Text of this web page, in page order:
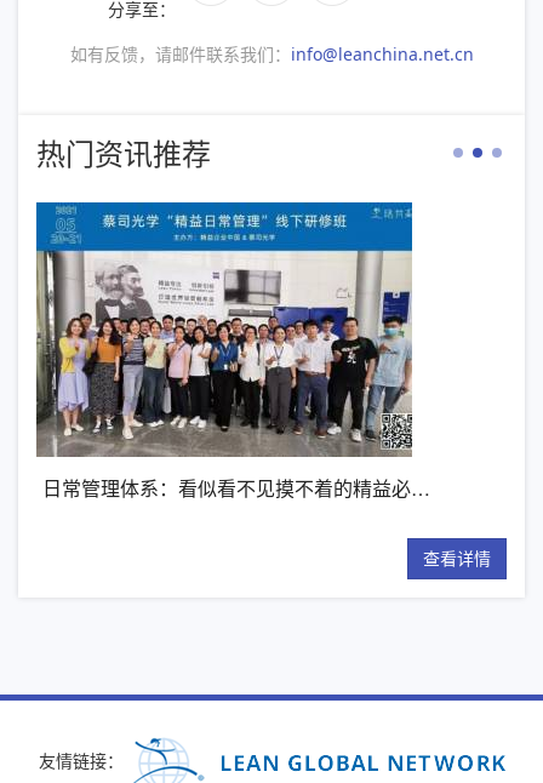
分享至：
如有反馈，请邮件联系我们： info@leanchina.net.cn
热门资讯推荐
日常管理体系：看似看不见摸不着的精益必…
查看详情
友情链接：